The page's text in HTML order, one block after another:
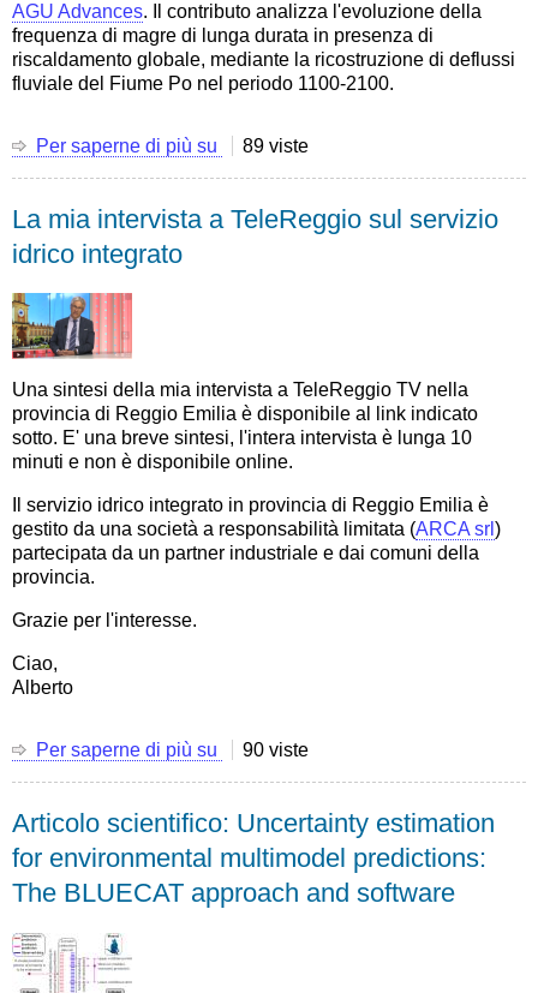
AGU Advances. Il contributo analizza l'evoluzione della
frequenza di magre di lunga durata in presenza di
riscaldamento globale, mediante la ricostruzione di deflussi
fluviale del Fiume Po nel periodo 1100-2100.
Per saperne di più su
Articolo
Information
Ensembles
to
Assess
Long
Hydrological
Drought
Hazard
89 viste
La mia intervista a TeleReggio sul servizio
idrico integrato
Una sintesi della mia intervista a TeleReggio TV nella
provincia di Reggio Emilia è disponibile al link indicato
sotto. E' una breve sintesi, l'intera intervista è lunga 10
minuti e non è disponibile online.
Il servizio idrico integrato in provincia di Reggio Emilia è
gestito da una società a responsabilità limitata (ARCA srl )
partecipata da un partner industriale e dai comuni della
provincia.
Grazie per l'interesse.
Ciao,
Alberto
Per saperne di più su
La
a
TeleReggio
sul
servizio
90 viste
Articolo scientifico: Uncertainty estimation
for environmental multimodel predictions:
The BLUECAT approach and software